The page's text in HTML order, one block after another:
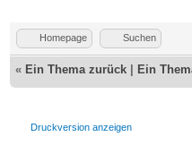
Homepage Suchen
« Ein Thema zurück Ein
Druckversion anzeigen